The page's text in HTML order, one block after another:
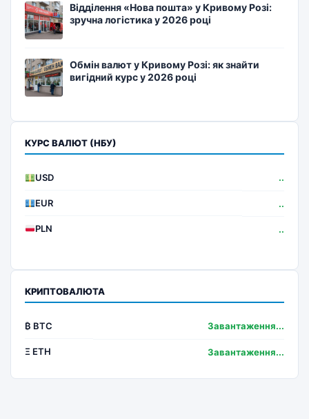
Відділення «Нова пошта» у Кривому Розі:
зручна логістика у 2026 році
Обмін валют у Кривому Розі: як знайти
вигідний курс у 2026 році
КУРС ВАЛЮТ (НБУ)
USD ..
EUR ..
PLN ..
КРИПТОВАЛЮТА
₿ BTC Завантаження...
Ξ ETH Завантаження...